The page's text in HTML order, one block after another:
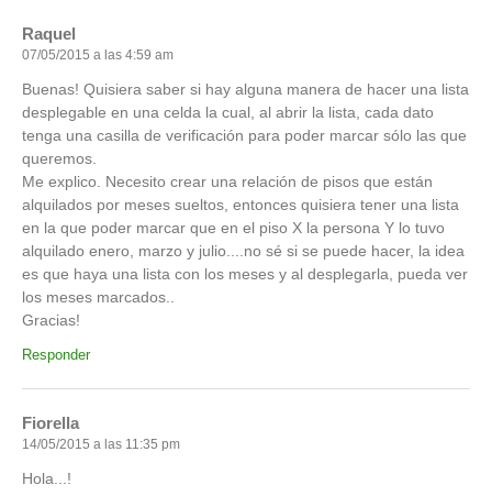
Raquel
07/05/2015 a las 4:59 am
Buenas! Quisiera saber si hay alguna manera de hacer una lista
desplegable en una celda la cual, al abrir la lista, cada dato
tenga una casilla de verificación para poder marcar sólo las que
queremos.
Me explico. Necesito crear una relación de pisos que están
alquilados por meses sueltos, entonces quisiera tener una lista
en la que poder marcar que en el piso X la persona Y lo tuvo
alquilado enero, marzo y julio....no sé si se puede hacer, la idea
es que haya una lista con los meses y al desplegarla, pueda ver
los meses marcados..
Gracias!
Responder
Fiorella
14/05/2015 a las 11:35 pm
Hola...!